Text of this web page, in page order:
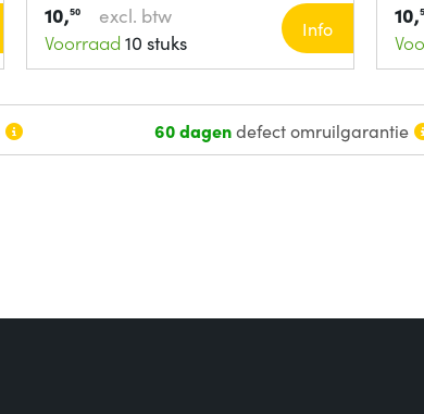
10,50
excl. btw
Voorraad 10 stuks
Info 10,
60 dagendefect omruilgarantie